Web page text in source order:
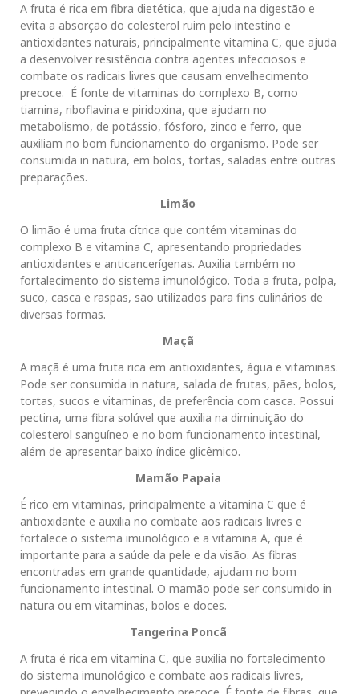
A fruta é rica em fibra dietética, que ajuda na digestão e
evita a absorção do colesterol ruim pelo intestino e
antioxidantes naturais, principalmente vitamina C, que ajuda
a desenvolver resistência contra agentes infecciosos e
combate os radicais livres que causam envelhecimento
precoce. É fonte de vitaminas do complexo B, como
tiamina, riboflavina e piridoxina, que ajudam no
metabolismo, de potássio, fósforo, zinco e ferro, que
auxiliam no bom funcionamento do organismo. Pode ser
consumida in natura, em bolos, tortas, saladas entre outras
preparações.
Limão
O limão é uma fruta cítrica que contém vitaminas do
complexo B e vitamina C, apresentando propriedades
antioxidantes e anticancerígenas. Auxilia também no
fortalecimento do sistema imunológico. Toda a fruta, polpa,
suco, casca e raspas, são utilizados para fins culinários de
diversas formas.
Maçã
A maçã é uma fruta rica em antioxidantes, água e vitaminas.
Pode ser consumida in natura, salada de frutas, pães, bolos,
tortas, sucos e vitaminas, de preferência com casca. Possui
pectina, uma fibra solúvel que auxilia na diminuição do
colesterol sanguíneo e no bom funcionamento intestinal,
além de apresentar baixo índice glicêmico.
Mamão Papaia
É rico em vitaminas, principalmente a vitamina C que é
antioxidante e auxilia no combate aos radicais livres e
fortalece o sistema imunológico e a vitamina A, que é
importante para a saúde da pele e da visão. As fibras
encontradas em grande quantidade, ajudam no bom
funcionamento intestinal. O mamão pode ser consumido in
natura ou em vitaminas, bolos e doces.
Tangerina Poncã
A fruta é rica em vitamina C, que auxilia no fortalecimento
do sistema imunológico e combate aos radicais livres,